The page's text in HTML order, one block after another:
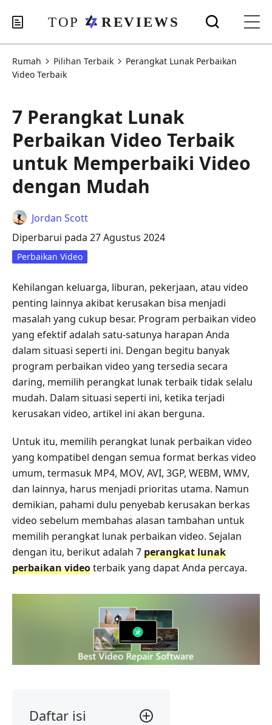
Rumah Pilihan Terbaik
Perangkat Lunak Perbaikan
Video Terbaik
7 Perangkat Lunak
Perbaikan Video Terbaik
untuk Memperbaiki Video
dengan Mudah
Jordan Scott
Diperbarui pada 27 Agustus 2024
Perbaikan Video
Kehilangan keluarga, liburan, pekerjaan, atau video
penting lainnya akibat kerusakan bisa menjadi
masalah yang cukup besar. Program perbaikan video
yang efektif adalah satu-satunya harapan Anda
dalam situasi seperti ini. Dengan begitu banyak
program perbaikan video yang tersedia secara
daring, memilih perangkat lunak terbaik tidak selalu
mudah. Dalam situasi seperti ini, ketika terjadi
kerusakan video, artikel ini akan berguna.
Untuk itu, memilih perangkat lunak perbaikan video
yang kompatibel dengan semua format berkas video
umum, termasuk MP4, MOV, AVI, 3GP, WEBM, WMV,
dan lainnya, harus menjadi prioritas utama. Namun
demikian, pahami dulu penyebab kerusakan berkas
video sebelum membahas alasan tambahan untuk
memilih perangkat lunak perbaikan video. Sejalan
dengan itu, berikut adalah 7perangkat lunak
perbaikan videoterbaik yang dapat Anda percaya.
Daftar isi